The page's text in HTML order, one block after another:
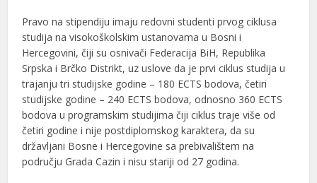
Pravo na stipendiju imaju redovni studenti prvog ciklusa
studija na visokoškolskim ustanovama u Bosni i
Hercegovini, čiji su osnivači Federacija BiH, Republika
Srpska i Brčko Distrikt, uz uslove da je prvi ciklus studija u
trajanju tri studijske godine – 180 ECTS bodova, četiri
studijske godine – 240 ECTS bodova, odnosno 360 ECTS
bodova u programskim studijima čiji ciklus traje više od
četiri godine i nije postdiplomskog karaktera, da su
državljani Bosne i Hercegovine sa prebivalištem na
području Grada Cazin i nisu stariji od 27 godina.